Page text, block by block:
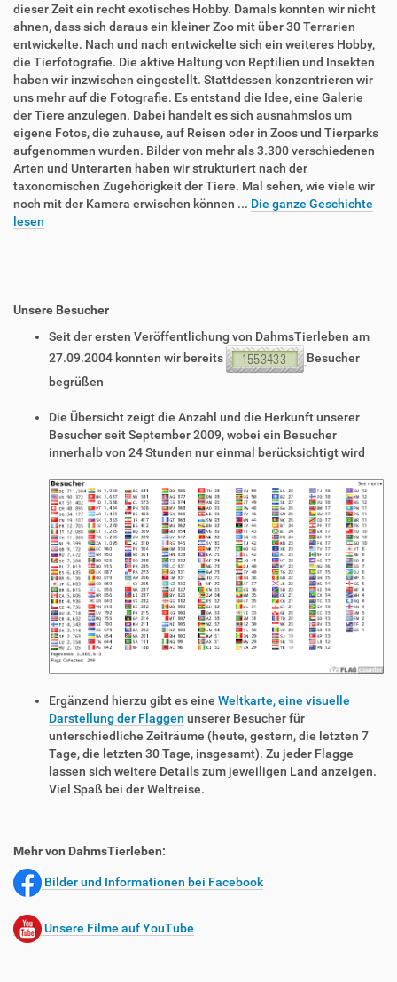
dieser Zeit ein recht exotisches Hobby. Damals konnten wir nicht
ahnen, dass sich daraus ein kleiner Zoo mit über 30 Terrarien
entwickelte. Nach und nach entwickelte sich ein weiteres Hobby,
die Tierfotografie. Die aktive Haltung von Reptilien und Insekten
haben wir inzwischen eingestellt. Stattdessen konzentrieren wir
uns mehr auf die Fotografie. Es entstand die Idee, eine Galerie
der Tiere anzulegen. Dabei handelt es sich ausnahmslos um
eigene Fotos, die zuhause, auf Reisen oder in Zoos und Tierparks
aufgenommen wurden. Bilder von mehr als 3.300 verschiedenen
Arten und Unterarten haben wir strukturiert nach der
taxonomischen Zugehörigkeit der Tiere. Mal sehen, wie viele wir
noch mit der Kamera erwischen können ... Die ganze Geschichte
lesen
Unsere Besucher
Seit der ersten Veröffentlichung von DahmsTierleben am
27.09.2004 konnten wir bereits
Besucher
begrüßen
Die Übersicht zeigt die Anzahl und die Herkunft unserer
Besucher seit September 2009, wobei ein Besucher
innerhalb von 24 Stunden nur einmal berücksichtigt wird
Ergänzend hierzu gibt es eine Weltkarte, eine visuelle
Darstellung der Flaggen unserer Besucher für
unterschiedliche Zeiträume (heute, gestern, die letzten 7
Tage, die letzten 30 Tage, insgesamt). Zu jeder Flagge
lassen sich weitere Details zum jeweiligen Land anzeigen.
Viel Spaß bei der Weltreise.
Mehr von DahmsTierleben:
Bilder und Informationen bei Facebook
Unsere Filme auf YouTube